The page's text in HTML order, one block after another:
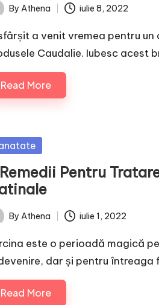
By Athena iulie 8, 2022
a venit vremea pentru un
Caudalie. Iubesc acest
Read More
Pentru
By Athena iulie 1, 2022
este o perioadă magică
dar și pentru întreaga
Read More